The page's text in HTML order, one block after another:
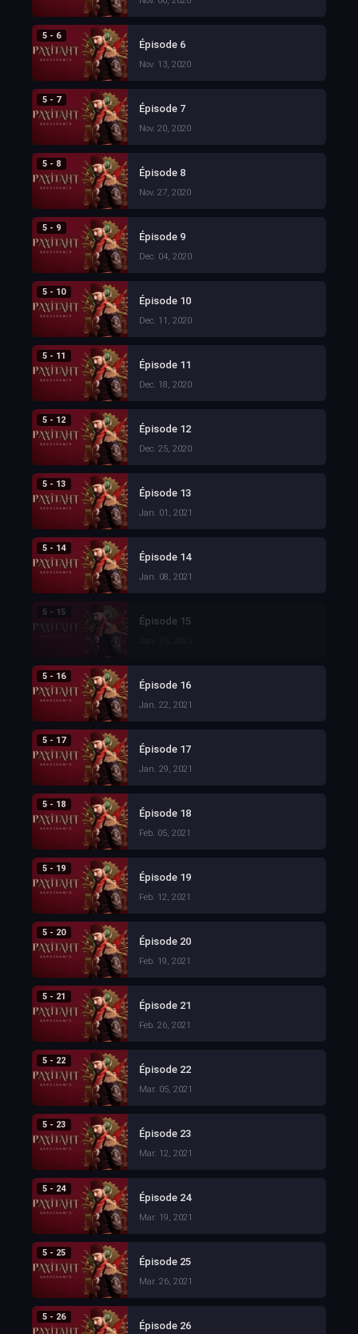
5 - 6
Épisode 6
Nov. 13, 2020
5 - 7
Épisode 7
Nov. 20, 2020
5 - 8
Épisode 8
Nov. 27, 2020
5 - 9
Épisode 9
Dec. 04, 2020
5 - 10
Épisode 10
Dec. 11, 2020
5 - 11
Épisode 11
Dec. 18, 2020
5 - 12
Épisode 12
Dec. 25, 2020
5 - 13
Épisode 13
Jan. 01, 2021
5 - 14
Épisode 14
Jan. 08, 2021
5 - 15
Épisode 15
5 - 16
Épisode 16
Jan. 22, 2021
5 - 17
Épisode 17
Jan. 29, 2021
5 - 18
Épisode 18
Feb. 05, 2021
5 - 19
Épisode 19
Feb. 12, 2021
5 - 20
Épisode 20
Feb. 19, 2021
5 - 21
Épisode 21
Feb. 26, 2021
5 - 22
Épisode 22
Mar. 05, 2021
5 - 23
Épisode 23
Mar. 12, 2021
5 - 24
Épisode 24
Mar. 19, 2021
5 - 25
Épisode 25
Mar. 26, 2021
5 - 26
Épisode 26